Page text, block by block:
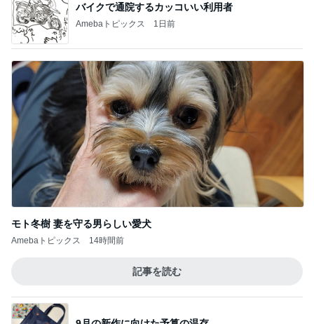
バイクで通院するカッコいい利用者
Amebaトピックス 1日前
モト冬樹 妻を守る男らしい愛犬
Amebaトピックス 14時間前
記事を読む